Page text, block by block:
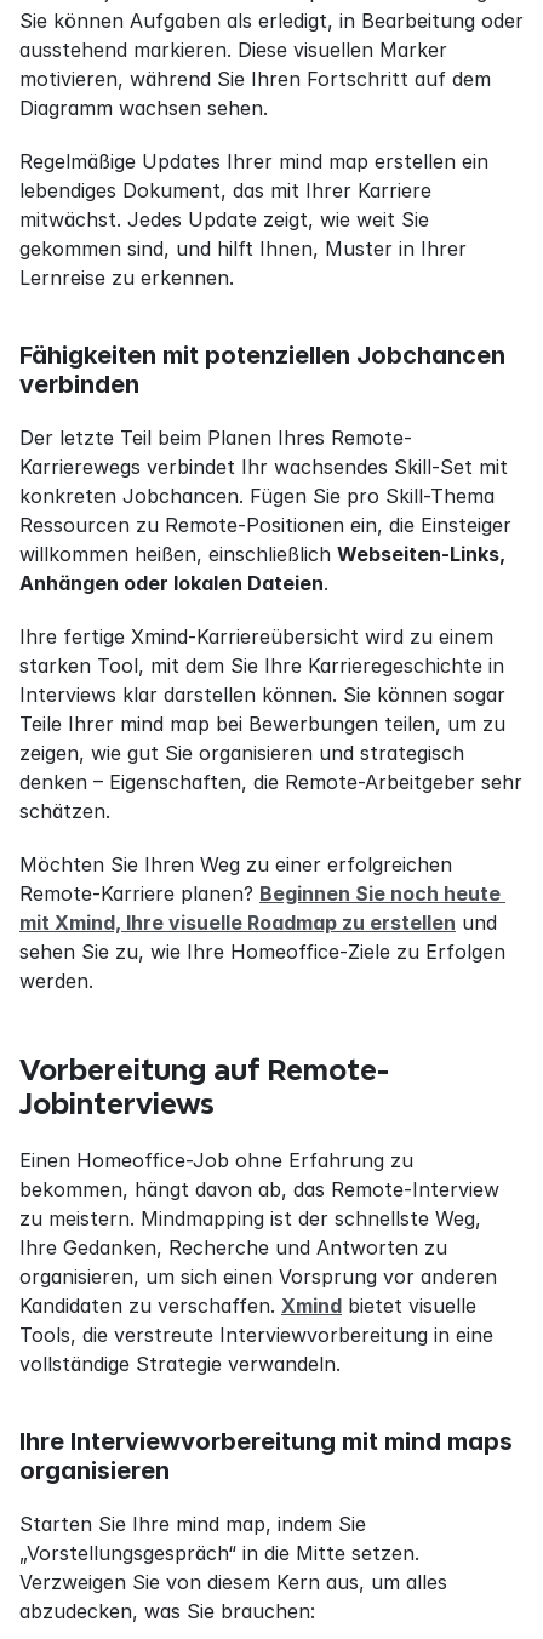
Sie können Aufgaben als erledigt, in Bearbeitung oder
ausstehend markieren. Diese visuellen Marker
motivieren, während Sie Ihren Fortschritt auf dem
Diagramm wachsen sehen.
Regelmäßige Updates Ihrer mind map erstellen ein
lebendiges Dokument, das mit Ihrer Karriere
mitwächst. Jedes Update zeigt, wie weit Sie
gekommen sind, und hilft Ihnen, Muster in Ihrer
Lernreise zu erkennen.
Fähigkeiten mit potenziellen Jobchancen
verbinden
Der letzte Teil beim Planen Ihres Remote-
Karrierewegs verbindet Ihr wachsendes Skill-Set mit
konkreten Jobchancen. Fügen Sie pro Skill-Thema
Ressourcen zu Remote-Positionen ein, die Einsteiger
willkommen heißen, einschließlich Webseiten-Links,
Anhängen oder lokalen Dateien.
Ihre fertige Xmind-Karriereübersicht wird zu einem
starken Tool, mit dem Sie Ihre Karrieregeschichte in
Interviews klar darstellen können. Sie können sogar
Teile Ihrer mind map bei Bewerbungen teilen, um zu
zeigen, wie gut Sie organisieren und strategisch
denken – Eigenschaften, die Remote-Arbeitgeber sehr
schätzen.
Möchten Sie Ihren Weg zu einer erfolgreichen
Remote-Karriere planen? Beginnen Sie noch heute
mit Xmind, Ihre visuelle Roadmap zu erstellen und
sehen Sie zu, wie Ihre Homeoffice-Ziele zu Erfolgen
werden.
Vorbereitung auf Remote-
Jobinterviews
Einen Homeoffice-Job ohne Erfahrung zu
bekommen, hängt davon ab, das Remote-Interview
zu meistern. Mindmapping ist der schnellste Weg,
Ihre Gedanken, Recherche und Antworten zu
organisieren, um sich einen Vorsprung vor anderen
Kandidaten zu verschaffen. Xmind bietet visuelle
Tools, die verstreute Interviewvorbereitung in eine
vollständige Strategie verwandeln.
Ihre Interviewvorbereitung mit mind maps
organisieren
Starten Sie Ihre mind map, indem Sie
„Vorstellungsgespräch“ in die Mitte setzen.
Verzweigen Sie von diesem Kern aus, um alles
abzudecken, was Sie brauchen: